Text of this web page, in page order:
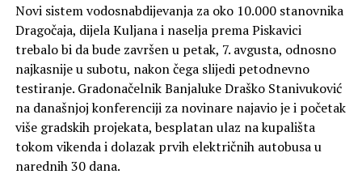
Novi sistem vodosnabdijevanja za oko 10.000 stanovnika
Dragočaja, dijela Kuljana i naselja prema Piskavici
trebalo bi da bude završen u petak, 7. avgusta, odnosno
najkasnije u subotu, nakon čega slijedi petodnevno
testiranje. Gradonačelnik Banjaluke Draško Stanivuković
na današnjoj konferenciji za novinare najavio je i početak
više gradskih projekata, besplatan ulaz na kupališta
tokom vikenda i dolazak prvih električnih autobusa u
narednih 30 dana.